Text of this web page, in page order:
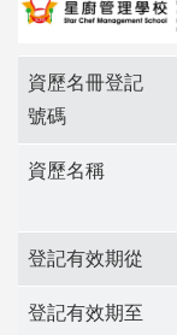
資歷名冊登記
號碼
資歷名稱
登記有效期從
登記有效期至